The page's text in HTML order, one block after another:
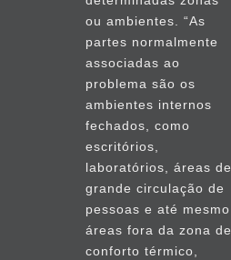
ou ambientes. “As
partes normalmente
associadas ao
problema são os
ambientes internos
fechados, como
escritórios,
laboratórios, áreas de
grande circulação de
pessoas e até mesmo
áreas fora da zona de
conforto térmico,